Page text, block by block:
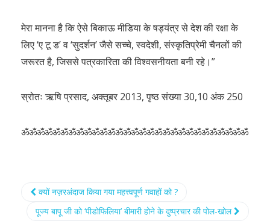
मेरा मानना है कि ऐसे बिकाऊ मीडिया के षड्यंत्र से देश की रक्षा के
लिए ‘ए टू ड’ व ‘सुदर्शन’ जैसे सच्चे, स्वदेशी, संस्कृतिप्रेमी चैनलों की
जरूरत है, जिससे पत्रकारिता की विश्वसनीयता बनी रहे।”
स्रोतः ऋषि प्रसाद, अक्तूबर 2013, पृष्ठ संख्या 30,10 अंक 250
ॐॐॐॐॐॐॐॐॐॐॐॐॐॐॐॐॐॐॐॐॐॐॐॐॐॐॐॐॐ
क्यों नज़रअंदाज किया गया महत्त्वपूर्ण गवाहों को ?
पूज्य बापू जी को ‘पीडोफिलिया’ बीमारी होने के दुष्प्रचार की पोल-खोल